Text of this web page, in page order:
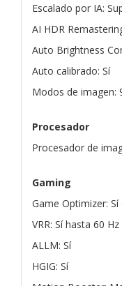
Escalado por IA:
AI HDR
Auto Brightness
Auto calibrado: Sí
Modos de imagen:
Procesador
Procesador de
Gaming
Game Optimizer:
VRR: Sí hasta 60 Hz
ALLM: Sí
HGIG: Sí